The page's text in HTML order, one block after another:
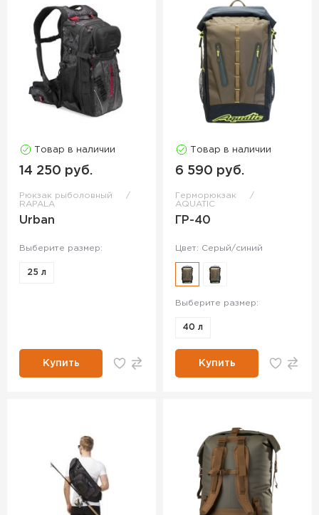
Товар в наличии
14 250 руб.
Рюкзак рыболовный
RAPALA
Urban
Выберите размер:
25 л
Купить
Товар в наличии
6 590 руб.
Герморюкзак
AQUATIC
ГР-40
Цвет: Серый/синий
Выберите размер:
40 л
Купить